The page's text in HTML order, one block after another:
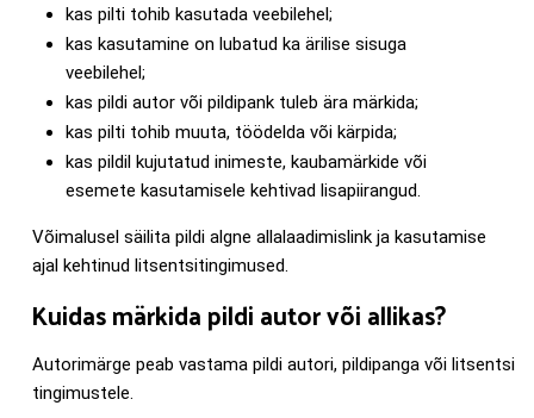
kas pilti tohib kasutada veebilehel;
kas kasutamine on lubatud ka ärilise sisuga
veebilehel;
kas pildi autor või pildipank tuleb ära märkida;
kas pilti tohib muuta, töödelda või kärpida;
kas pildil kujutatud inimeste, kaubamärkide või
esemete kasutamisele kehtivad lisapiirangud.
Võimalusel säilita pildi algne allalaadimislink ja kasutamise
ajal kehtinud litsentsitingimused.
Kuidas märkida pildi autor või allikas?
Autorimärge peab vastama pildi autori, pildipanga või litsentsi
tingimustele.